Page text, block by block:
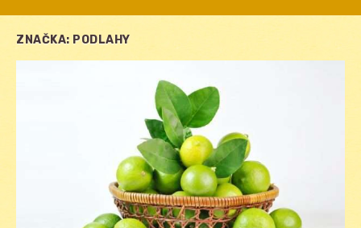
ZNAČKA: PODLAHY